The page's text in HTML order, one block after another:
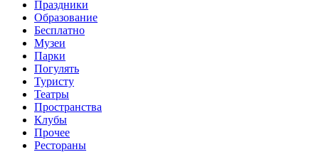
Праздники
Образование
Бесплатно
Музеи
Парки
Погулять
Туристу
Театры
Пространства
Клубы
Прочее
Рестораны